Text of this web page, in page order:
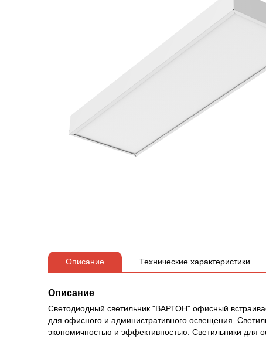
Описание Технические характеристики
Описание
Светодиодный светильник "ВАРТОН" офисный
для офисного и административного освещения.
экономичностью и эффективностью. Светильники для